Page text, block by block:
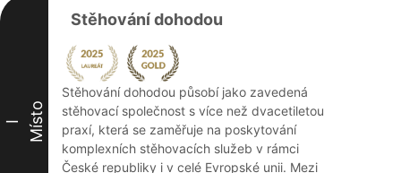
I Místo
Stěhování dohodou
Stěhování dohodou působí jako zavedená
stěhovací společnost s více než dvacetiletou
praxí, která se zaměřuje na poskytování
komplexních stěhovacích služeb v rámci
České republiky i v celé Evropské unii. Mezi